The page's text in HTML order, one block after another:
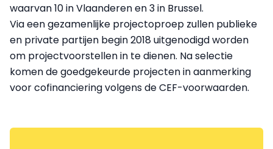
waarvan 10 in Vlaanderen en 3 in Brussel.
Via een gezamenlijke projectoproep zullen publieke
en private partijen begin 2018 uitgenodigd worden
om projectvoorstellen in te dienen. Na selectie
komen de goedgekeurde projecten in aanmerking
voor cofinanciering volgens de CEF-voorwaarden.